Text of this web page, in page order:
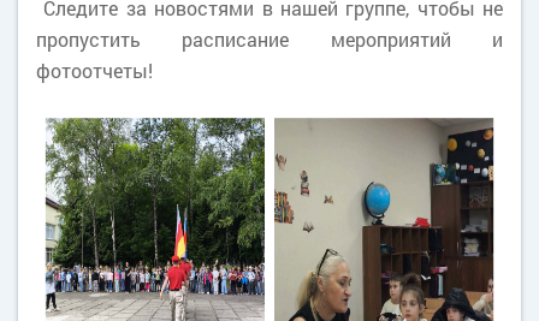
Следите за новостями в нашей группе, чтобы не
пропустить расписание мероприятий и
фотоотчеты!